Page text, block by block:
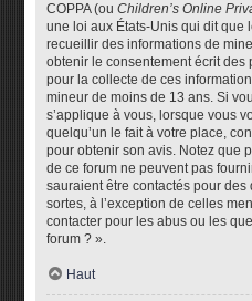
COPPA (ouChildren’s Online
une loi aux États-Unis qui dit que
recueillir des informations de
obtenir le consentement écrit des
pour la collecte de ces
mineur de moins de 13 ans. Si
s’applique à vous, lorsque vous
quelqu’un le fait à votre place,
pour obtenir son avis. Notez que
de ce forum ne peuvent pas
sauraient être contactés pour
sortes, à l’exception de celles
contacter pour les abus ou les
forum ? ».
Haut